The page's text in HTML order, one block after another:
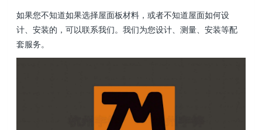
如果您不知道如果选择屋面板材料，或者不知道屋面如何设
计、安装的，可以联系我们。我们为您设计、测量、安装等配
套服务。